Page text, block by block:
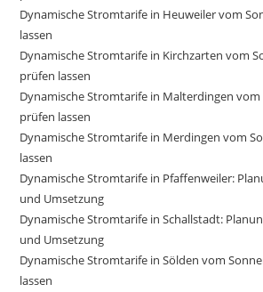
Dynamische Stromtarife in Heuweiler vom
lassen
Dynamische Stromtarife in Kirchzarten vom
prüfen lassen
Dynamische Stromtarife in Malterdingen
prüfen lassen
Dynamische Stromtarife in Merdingen vom
lassen
Dynamische Stromtarife in Pfaffenweiler:
und Umsetzung
Dynamische Stromtarife in Schallstadt:
und Umsetzung
Dynamische Stromtarife in Sölden vom
lassen